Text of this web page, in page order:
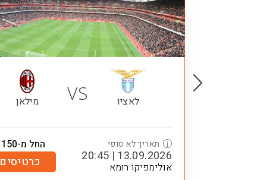
לאציו VS מילאן
i תאריך לא סופי
13.09.2026 | 20:45
אולימפיקו רומא
החל מ-150
כרטיסים